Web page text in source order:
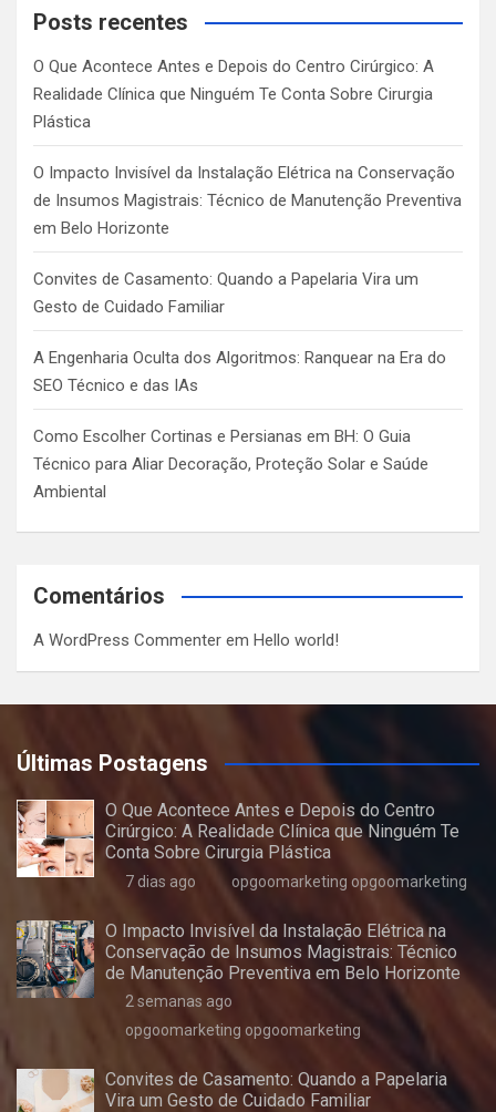
c
Posts recentes
O Que Acontece Antes e Depois do Centro Cirúrgico: A
Realidade Clínica que Ninguém Te Conta Sobre Cirurgia
Plástica
O Impacto Invisível da Instalação Elétrica na Conservação
de Insumos Magistrais: Técnico de Manutenção Preventiva
em Belo Horizonte
Convites de Casamento: Quando a Papelaria Vira um
Gesto de Cuidado Familiar
A Engenharia Oculta dos Algoritmos: Ranquear na Era do
SEO Técnico e das IAs
Como Escolher Cortinas e Persianas em BH: O Guia
Técnico para Aliar Decoração, Proteção Solar e Saúde
Ambiental
Comentários
A WordPress Commenter em Hello world!
Últimas Postagens
O Que Acontece Antes e Depois do Centro
Cirúrgico: A Realidade Clínica que Ninguém Te
Conta Sobre Cirurgia Plástica
7 dias ago opgoomarketing opgoomarketing
O Impacto Invisível da Instalação Elétrica na
Conservação de Insumos Magistrais: Técnico
de Manutenção Preventiva em Belo Horizonte
2 semanas ago
opgoomarketing opgoomarketing
Convites de Casamento: Quando a Papelaria
Vira um Gesto de Cuidado Familiar